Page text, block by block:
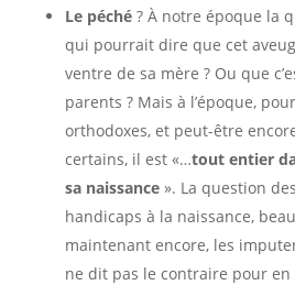
Le péché? À notre époque la
qui pourrait dire que cet
ventre de sa mère ? Ou que
parents ? Mais à l’époque,
orthodoxes, et peut-être
certains, il est «…tout entier
sa naissance». La question
handicaps à la naissance,
maintenant encore, les
ne dit pas le contraire pour en